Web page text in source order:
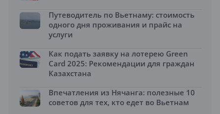
Путеводитель по Вьетнаму: стоимость
одного дня проживания и прайс на
услуги
Как подать заявку на лотерею Green
Card 2025: Рекомендации для граждан
Казахстана
Впечатления из Нячанга: полезные 10
советов для тех, кто едет во Вьетнам